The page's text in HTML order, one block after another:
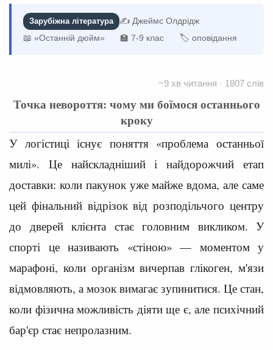
Зарубіжна література
✍️ Джеймс Олдрідж
📖 «Останній дюйм»
🏫 7-9 клас 🏷 оповідання
~9 хв читання · 1807 слів
Точка невороття: чому ми боїмося останнього
кроку
У логістиці існує поняття «проблема останньої
милі». Це найскладніший і найдорожчий етап
доставки: коли пакунок уже майже вдома, але саме
цей фінальний відрізок від розподільчого центру
до дверей клієнта стає головним викликом. У
спорті це називають «стіною» — моментом у
марафоні, коли організм вичерпав глікоген, м'язи
відмовляють, а мозок вимагає зупинитися. Це стан,
коли фізична можливість діяти ще є, але психічний
бар'єр стає непролазним.